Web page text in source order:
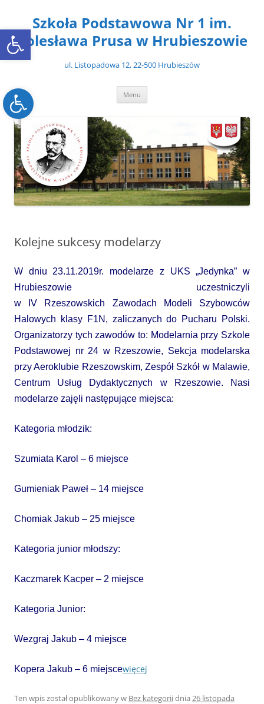
Open toolbar
Open toolbar
treściSzkoła Podstawowa Nr 1 im.
Bolesława Prusa w Hrubieszowie
ul. Listopadowa 12, 22-500 Hrubieszów
Menu
Kolejne sukcesy modelarzy
W dniu 23.11.2019r. modelarze z UKS „Jedynka” w
Hrubieszowie uczestniczyli
w IV Rzeszowskich Zawodach Modeli Szybowców
Halowych klasy F1N, zaliczanych do Pucharu Polski.
Organizatorzy tych zawodów to: Modelarnia przy Szkole
Podstawowej nr 24 w Rzeszowie, Sekcja modelarska
przy Aeroklubie Rzeszowskim, Zespół Szkół w Malawie,
Centrum Usług Dydaktycznych w Rzeszowie. Nasi
modelarze zajęli następujące miejsca:
Kategoria młodzik:
Szumiata Karol – 6 miejsce
Gumieniak Paweł – 14 miejsce
Chomiak Jakub – 25 miejsce
Kategoria junior młodszy:
Kaczmarek Kacper – 2 miejsce
Kategoria Junior:
Wezgraj Jakub – 4 miejsce
Kopera Jakub – 6 miejscewięcej
Ten wpis został opublikowany w Bez kategoriidnia 26 listopada